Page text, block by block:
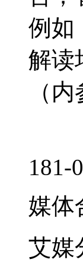
例如
解读
（
181-
媒体
艾媒